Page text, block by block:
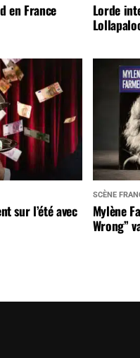
en France
Lorde
sur l’été avec
SCÈNE
Mylène
Wrong”